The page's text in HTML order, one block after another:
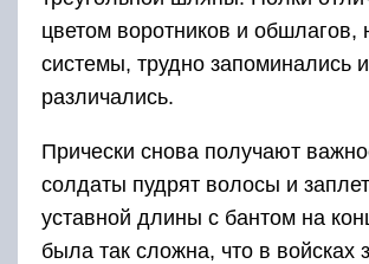
цветом воротников и обшлагов,
системы, трудно запоминались
различались.
Прически снова получают
солдаты пудрят волосы и
уставной длины с бантом на
была так сложна, что в войсках